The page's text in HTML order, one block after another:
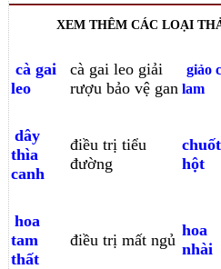
XEM THÊM CÁC LOẠI
cà gai
leo
cà gai leo giải
rượu bảo vệ gan
giảo
lam
dây
thìa
canh
điều trị tiểu
đường
chuốt
hột
hoa
tam
thất
điều trị mất ngủ
hoa
nhài